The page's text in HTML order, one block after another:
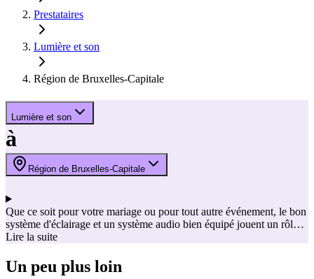
Prestataires
Lumière et son
Région de Bruxelles-Capitale
Lumière et son
à
Région de Bruxelles-Capitale
Que ce soit pour votre mariage ou pour tout autre événement, le bon
système d'éclairage et un système audio bien équipé jouent un rôle
crucial dans la création de l'atmosphère souhaitée. Amenez une
fête en créant des effets de lumière surprenants et un système audio
agréable qui sonne parfaitement. Ces sociétés de location de son et
Lire la suite
Un peu plus loin